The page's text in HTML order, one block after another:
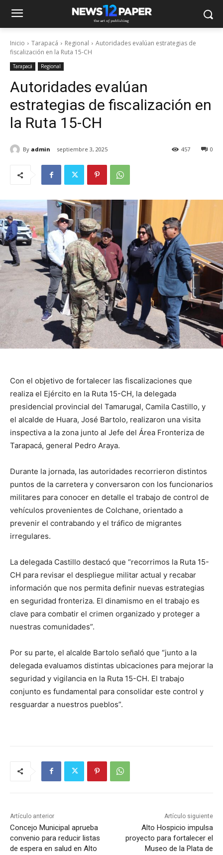
Inicio Tarapacá Regional
Autoridades evalúan estrategias de
fiscalización en la Ruta 15-CH
Tarapacá Regional
Autoridades evalúan
estrategias de fiscalización en
la Ruta 15-CH
By admin septiembre 3, 2025 0
457
Con el objetivo de fortalecer las fiscalizaciones que
realiza el Ejército en la Ruta 15-CH, la delegada
presidencial provincial del Tamarugal, Camila Castillo, y
el alcalde de Huara, José Bartolo, realizaron una visita
inspectiva a la zona junto al Jefe del Área Fronteriza de
Tarapacá, general Pedro Araya.
Durante la jornada, las autoridades recorrieron distintos
puntos de la carretera y conversaron con los funcionarios
militares para conocer en detalle el trabajo de control de
vehículos provenientes de Colchane, orientado a
prevenir el contrabando y el tráfico de migrantes
irregulares.
La delegada Castillo destacó que “recorrimos la Ruta 15-
CH para revisar el despliegue militar actual y recabar
información que nos permita definir nuevas estrategias
en seguridad fronteriza. El dinamismo en el trabajo es
clave para combatir el crimen organizado y proteger a
nuestras comunidades”.
Por su parte, el alcalde Bartolo señaló que “junto a la
delegada evaluamos distintas ubicaciones para mejorar la
seguridad y vigilancia en la Ruta 15-CH. El trabajo
conjunto es fundamental para consolidar este control y
resguardar a nuestros pueblos”.
Artículo anterior
Concejo Municipal aprueba
convenio para reducir listas
de espera en salud en Alto
Artículo siguiente
Alto Hospicio impulsa
proyecto para fortalecer el
Museo de la Plata de